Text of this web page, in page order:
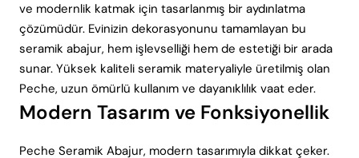
ve modernlik katmak için tasarlanmış bir aydınlatma
çözümüdür. Evinizin dekorasyonunu tamamlayan bu
seramik abajur, hem işlevselliği hem de estetiği bir arada
sunar. Yüksek kaliteli seramik materyaliyle üretilmiş olan
Peche, uzun ömürlü kullanım ve dayanıklılık vaat eder.
Modern Tasarım ve Fonksiyonellik
Peche Seramik Abajur, modern tasarımıyla dikkat çeker.